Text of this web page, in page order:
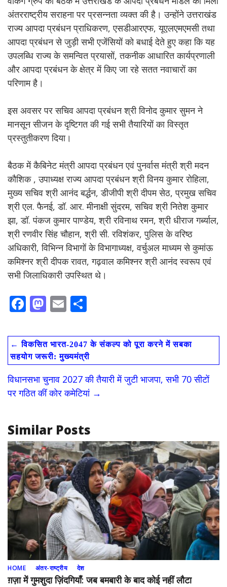
अंतरराष्ट्रीय सराहना पर प्रसन्नता व्यक्त की है। उन्होंने उत्तराखंड
राज्य आपदा प्रबंधन प्राधिकरण, एसडीआरएफ, यूएलएमएमसी तथा
आपदा प्रबंधन से जुड़ी सभी एजेंसियों को बधाई देते हुए कहा कि यह
उपलब्धि राज्य के समन्वित प्रयासों, तकनीक आधारित कार्यप्रणाली
और आपदा प्रबंधन के क्षेत्र में किए जा रहे सतत नवाचारों का
परिणाम है।
इस अवसर पर सचिव आपदा प्रबंधन श्री विनोद कुमार सुमन ने
मानसून सीजन के दृष्टिगत की गई सभी तैयारियों का विस्तृत
प्रस्तुतीकरण दिया।
बैठक में कैबिनेट मंत्री आपदा प्रबंधन एवं पुनर्वास मंत्री श्री मदन
कौशिक , उपाध्यक्ष राज्य आपदा प्रबंधन श्री विनय कुमार रोहिला,
मुख्य सचिव श्री आनंद बर्द्धन, डीजीपी श्री दीपम सेठ, प्रमुख सचिव
श्री एल. फैनई, डॉ. आर. मीनाक्षी सुंदरम, सचिव श्री नितेश कुमार
झा, डॉ. पंकज कुमार पाण्डेय, श्री रविनाथ रमन, श्री धीराज गर्ब्याल,
श्री रणवीर सिंह चौहान, श्री सी. रविशंकर, पुलिस के वरिष्ठ
अधिकारी, विभिन्न विभागों के विभागाध्यक्ष, वर्चुअल माध्यम से कुमांऊ
कमिश्नर श्री दीपक रावत, गढ़वाल कमिश्नर श्री आनंद स्वरूप एवं
सभी जिलाधिकारी उपस्थित थे।
F
e
b
o
o
k
M
to
d
o
n
E
ai
l
ar
e
← विकसित भारत-2047 के संकल्प को पूरा करने में सबका
सहयोग जरूरी: मुख्यमंत्री
विधानसभा चुनाव 2027 की तैयारी में जुटी भाजपा, सभी 70 सीटों
पर गठित कीं कोर कमेटियां →
Similar Posts
HOME अंतर-राष्ट्रीय देश
ग़ज़ा में गुमशुदा ज़िंदगियाँ: जब बमबारी के बाद कोई नहीं लौटा